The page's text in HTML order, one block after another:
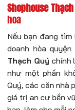
Shophouse
hoa
Nếu bạn đang
doanh hòa
Thạch Quý chính
như một phần
Quý, các căn nhà
giá trị an cư bền